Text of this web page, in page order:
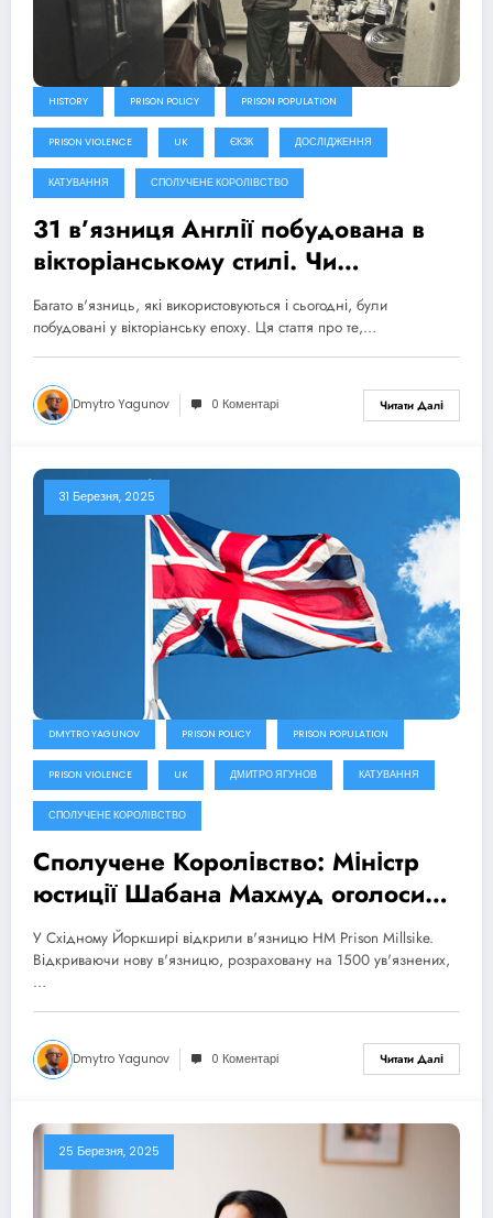
HISTORY PRISON POLICY PRISON POPULATION
PRISON VIOLENCE UK ЄКЗК ДОСЛІДЖЕННЯ
КАТУВАННЯ СПОЛУЧЕНЕ КОРОЛІВСТВО
31 в’язниця Англії побудована в
вікторіанському стилі. Чи
ефективні вони? – Візуальне
розслідування The Guardian
Багато в'язниць, які використовуються і сьогодні, були
побудовані у вікторіанську епоху. Ця стаття про те,…
Dmytro Yagunov 0 Коментарі Читати Далі
31 Березня, 2025
DMYTRO YAGUNOV PRISON POLICY PRISON POPULATION
PRISON VIOLENCE UK ДМИТРО ЯГУНОВ КАТУВАННЯ
СПОЛУЧЕНЕ КОРОЛІВСТВО
Сполучене Королівство: Міністр
юстиції Шабана Махмуд оголосила
про плани створити 14 тис. нових
тюремних місць до 2031 року
У Східному Йоркширі відкрили в'язницю HM Prison Millsike.
Відкриваючи нову в'язницю, розраховану на 1500 ув'язнених,
…
Dmytro Yagunov 0 Коментарі Читати Далі
25 Березня, 2025